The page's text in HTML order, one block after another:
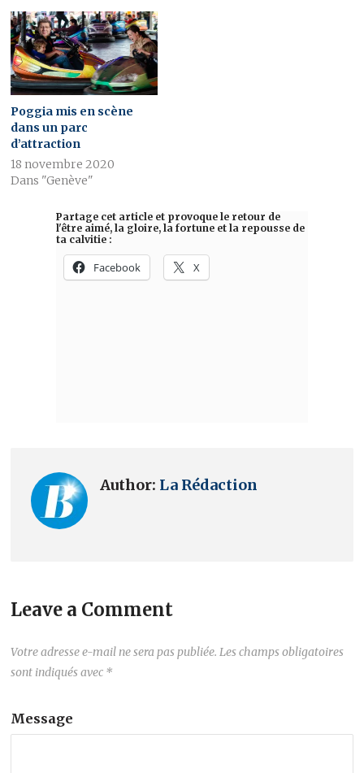
Poggia mis en scène
dans un parc
d’attraction
18 novembre 2020
Dans "Genève"
Author: La Rédaction
Leave a Comment
Votre adresse e-mail ne sera pas publiée. Les champs obligatoires
sont indiqués avec *
Message